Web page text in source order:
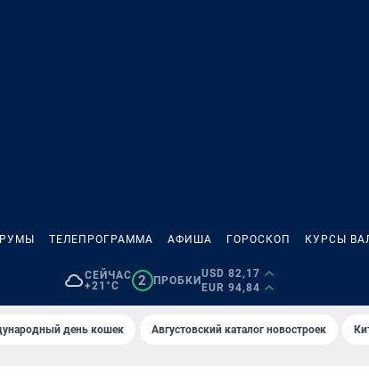
ТЕЛЕПРОГРАММА АФИША ГОРОСКОП КУРСЫ
СЕЙЧАС
+21°C
2 ПРОБКИ
USD 82,17
EUR 94,84
день кошек Августовский каталог новостроек